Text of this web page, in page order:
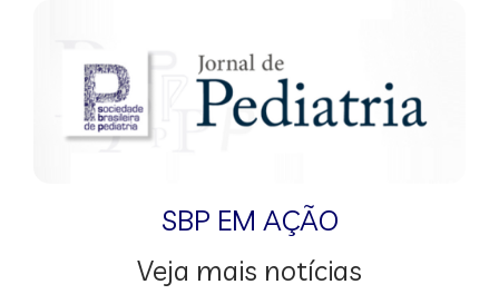
SBP EM AÇÃO
Veja mais notícias